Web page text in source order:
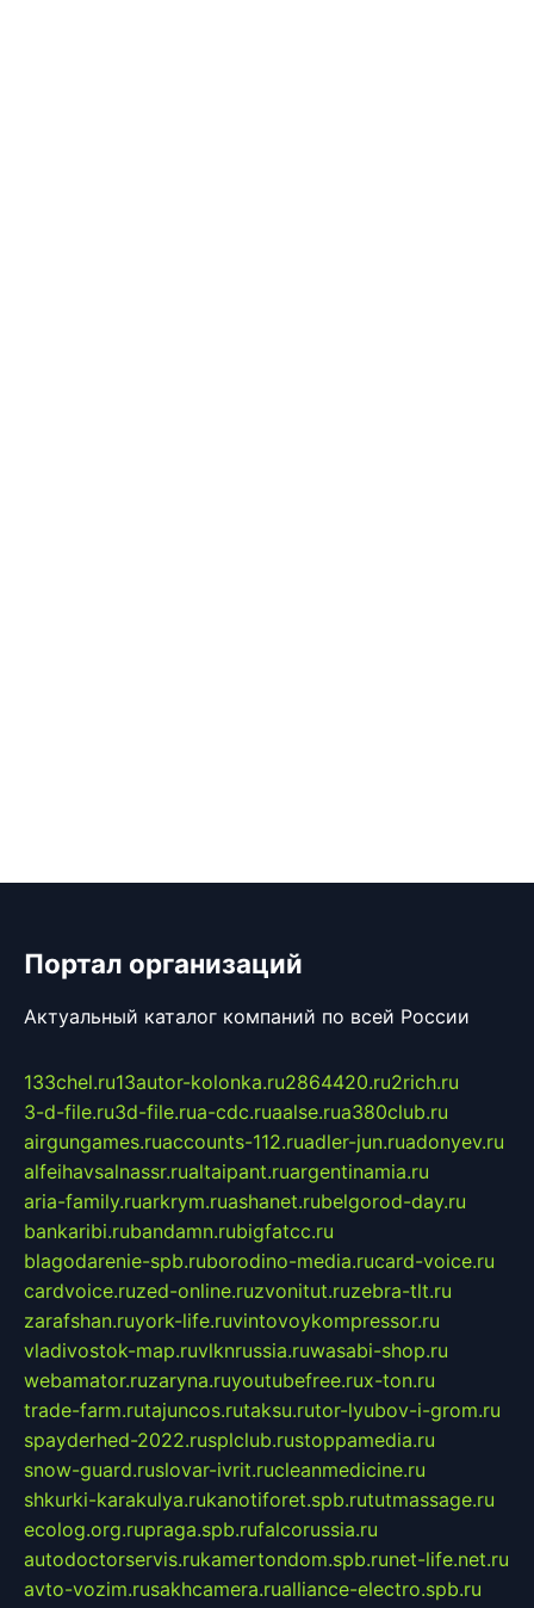
Портал организаций
Актуальный каталог компаний по всей России
133chel.ru13autor-kolonka.ru2864420.ru2rich.ru
3-d-file.ru3d-file.rua-cdc.ruaalse.rua380club.ru
airgungames.ruaccounts-112.ruadler-jun.ruadonyev.ru
alfeihavsalnassr.rualtaipant.ruargentinamia.ru
aria-family.ruarkrym.ruashanet.rubelgorod-day.ru
bankaribi.rubandamn.rubigfatcc.ru
blagodarenie-spb.ruborodino-media.rucard-voice.ru
cardvoice.ruzed-online.ruzvonitut.ruzebra-tlt.ru
zarafshan.ruyork-life.ruvintovoykompressor.ru
vladivostok-map.ruvlknrussia.ruwasabi-shop.ru
webamator.ruzaryna.ruyoutubefree.rux-ton.ru
trade-farm.rutajuncos.rutaksu.rutor-lyubov-i-grom.ru
spayderhed-2022.rusplclub.rustoppamedia.ru
snow-guard.ruslovar-ivrit.rucleanmedicine.ru
shkurki-karakulya.rukanotiforet.spb.rututmassage.ru
ecolog.org.rupraga.spb.rufalcorussia.ru
autodoctorservis.rukamertondom.spb.runet-life.net.ru
avto-vozim.rusakhcamera.rualliance-electro.spb.ru